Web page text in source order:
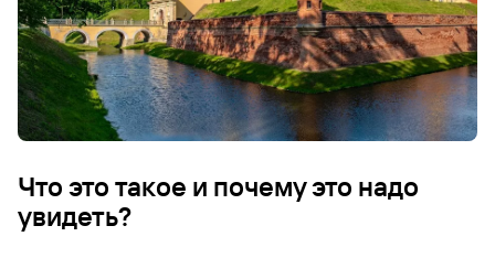
Что это такое и почему это надо
увидеть?